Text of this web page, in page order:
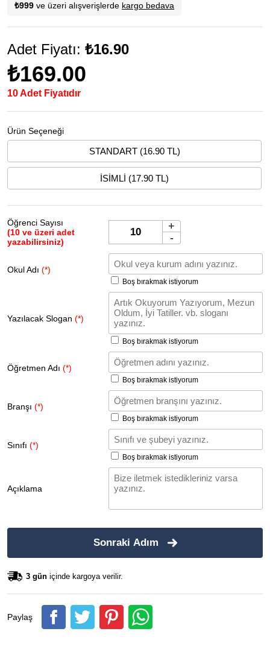
₺999 ve üzeri alışverişlerde kargo bedava
Adet Fiyatı: ₺16.90
₺169.00
10 Adet Fiyatıdır
Ürün Seçeneği
STANDART (16.90 TL)
İSİMLİ (17.90 TL)
Öğrenci Sayısı
(10 ve üzeri adet
yazabilirsiniz)
+
-
Okul Adı (*)
Boş bırakmak istiyorum
Yazılacak Slogan (*)
Boş bırakmak istiyorum
Öğretmen Adı (*)
Boş bırakmak istiyorum
Branşı (*)
Boş bırakmak istiyorum
Sınıfı (*)
Boş bırakmak istiyorum
Açıklama
Sonraki Adım
3 gün içinde kargoya verilir.
Paylaş